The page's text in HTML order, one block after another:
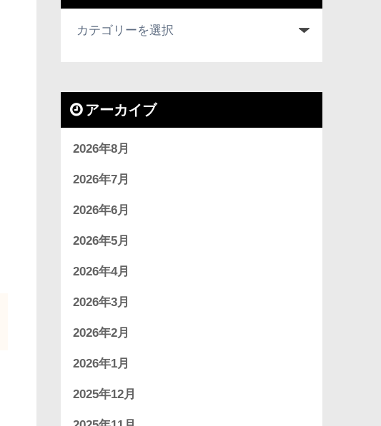
アーカイブ
2026年8月
2026年7月
2026年6月
2026年5月
2026年4月
2026年3月
2026年2月
2026年1月
2025年12月